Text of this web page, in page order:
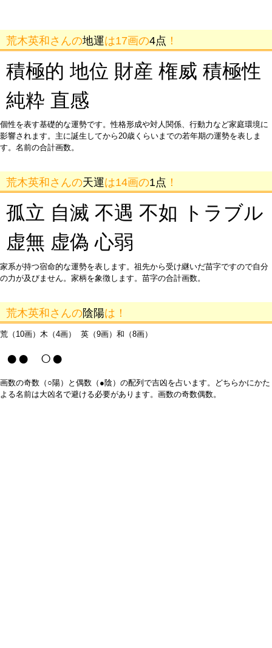
荒木英和さんの地運は17画の4点 ！
積極的 地位 財産 権威 積極性
純粋 直感
個性を表す基礎的な運勢です。性格形成や対人関係、行動力など家庭環境に
影響されます。主に誕生してから20歳くらいまでの若年期の運勢を表しま
す。名前の合計画数。
荒木英和さんの天運は14画の1点 ！
孤立 自滅 不遇 不如 トラブル
虚無 虚偽 心弱
家系が持つ宿命的な運勢を表します。祖先から受け継いだ苗字ですので自分
の力が及びません。家柄を象徴します。苗字の合計画数。
荒木英和さんの陰陽は！
荒（10画）木（4画） 英（9画）和（8画）
●● ○●
画数の奇数（○陽）と偶数（●陰）の配列で吉凶を占います。どちらかにかた
よる名前は大凶名で避ける必要があります。画数の奇数偶数。